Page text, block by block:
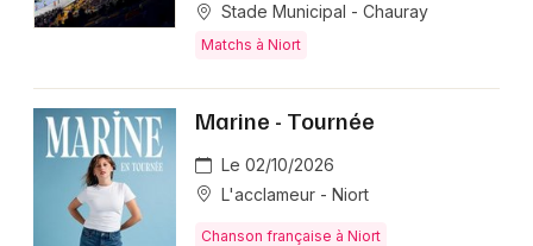
Stade Municipal - Chauray
Matchs à Niort
Marine - Tournée
Le 02/10/2026
L'acclameur - Niort
Chanson française à Niort